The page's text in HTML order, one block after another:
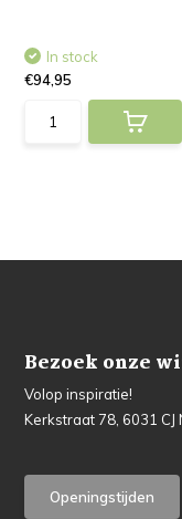
In stock
€94,95
Bezoek onze
Volop inspiratie!
Kerkstraat 78, 6031
Openingstijden